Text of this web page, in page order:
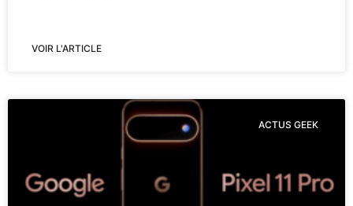
VOIR L'ARTICLE
ACTUS GEEK